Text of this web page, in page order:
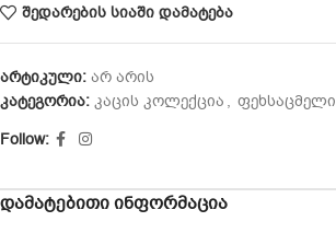
შედარების სიაში დამატება
არტიკული: არ არის
კატეგორია: კაცის კოლექცია , ფეხსაცმელი
Follow:
დამატებითი ინფორმაცია